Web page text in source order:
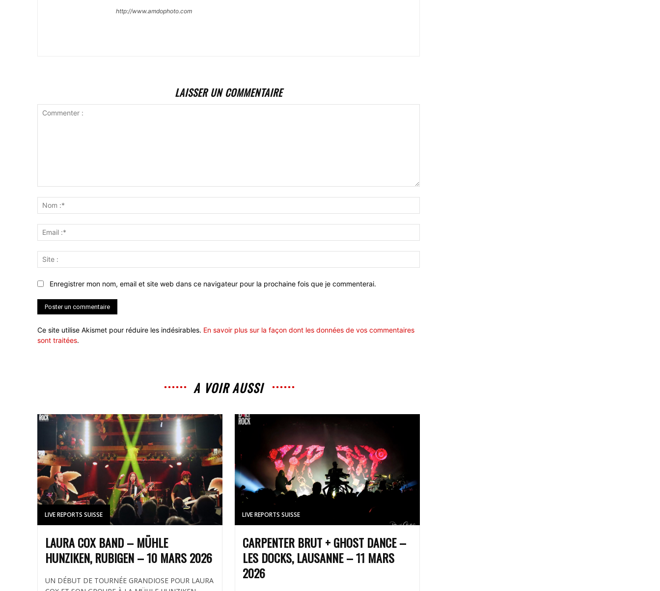
http://www.amdophoto.com
LAISSER UN COMMENTAIRE
:*
:*
:
Enregistrer mon nom, email et site web dans ce navigateur pour la prochaine fois que je commenterai.
Ce site utilise Akismet pour réduire les indésirables. En savoir plus sur la façon dont les données de vos commentaires
sont traitées.
A VOIR AUSSI
LIVE REPORTS SUISSE
LAURA COX BAND – MÜHLE
HUNZIKEN, RUBIGEN – 10 MARS 2026
UN DÉBUT DE TOURNÉE GRANDIOSE POUR LAURA
LIVE REPORTS SUISSE
CARPENTER BRUT + GHOST DANCE –
LES DOCKS, LAUSANNE – 11 MARS
2026